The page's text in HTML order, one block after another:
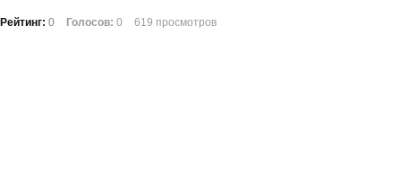
Рейтинг: 0 Голосов: 0 619 просмотров